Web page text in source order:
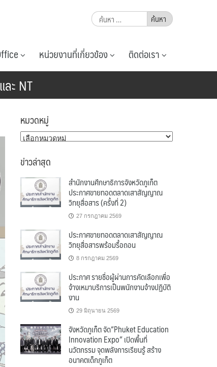
ค้นหา
สำหรับ:
หน่วยงานที่เกี่ยวข้อง ติดต่อเรา
ะ NT
หมวดหมู่
หมวด
ข่าวล่าสุด
สำนักงานศึกษาธิการจังหวัดภูเก็ต
ประกาศขายทอดตลาดเสาสัญญาณ
วิทยุสื่อสาร (ครั้งที่ 2)
27 กรกฎาคม 2569
ประกาศขายทอดตลาดเสาสัญญาณ
วิทยุสื่อสารพร้อมรื้อถอน
8 กรกฎาคม 2569
ประกาศ รายชื่อผู้ผ่านการคัดเลือกเพื่อ
จ้างเหมาบริการเป็นพนักงานจ้างปฏิบัติ
งาน
29 มิถุนายน 2569
จังหวัดภูเก็ต จัด“Phuket Education
Innovation Expo” เปิดพื้นที่
นวัตกรรม จุดพลังการเรียนรู้ สร้าง
อนาคตเด็กภูเก็ต